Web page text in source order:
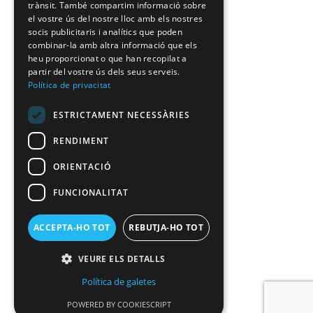
trànsit. També compartim informació sobre
el vostre ús del nostre lloc amb els nostres
socis publicitaris i analítics que poden
combinar-la amb altra informació que els
heu proporcionat o que han recopilat a
partir del vostre ús dels seus serveis.
Política de privacitat
ESTRICTAMENT NECESSÀRIES
RENDIMENT
ORIENTACIÓ
FUNCIONALITAT
ACCEPTA-HO TOT REBUTJA-HO TOT
VEURE ELS DETALLS
Política de galetes
POWERED BY COOKIESCRIPT